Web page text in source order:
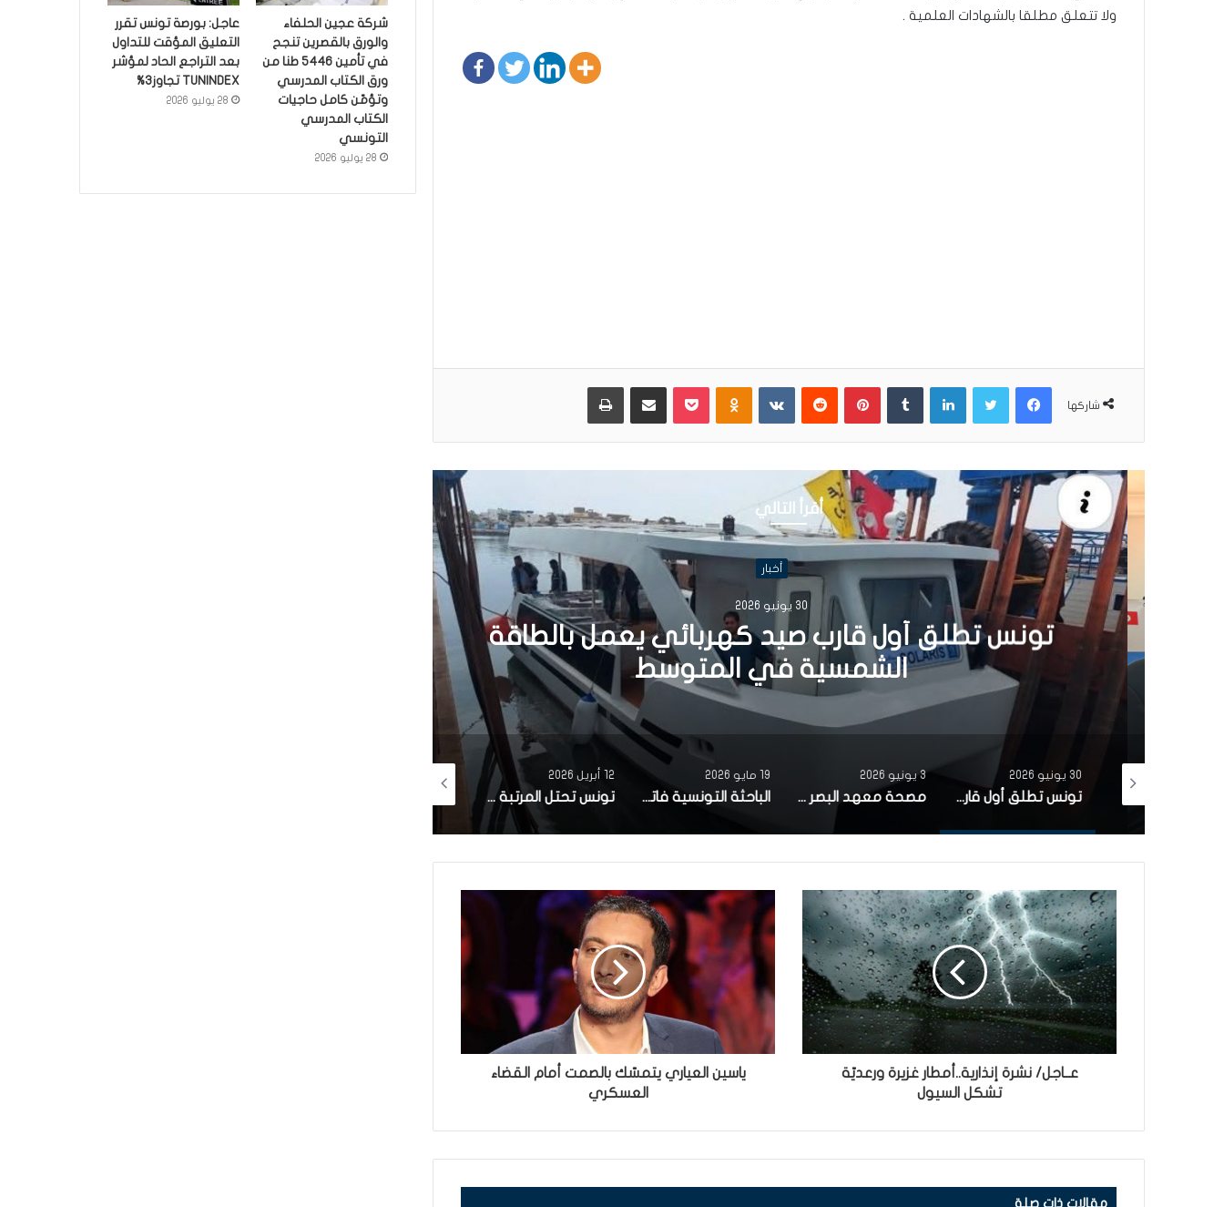
ولا تتعلق مطلقا بالشهادات العلمية .
شاركها
فيسبوكتويتر لينكدإن بينتيريست Odnoklassniki
بوكيت مشاركة عبر البريد طباعة
أقرأ التالي
أخبار
تونس تطلق أول قارب صيد كهربائي يعمل بالطاقة
الشمسية في المتوسط
30 يونيو 2026
تونس تطلق أول قارب صيد كهربائي يعمل بالطاقة الشمسية في المتوسط
3 يونيو 2026
مصحة معهد البصر والشبكية بالبحيرة 1 تقوم باجراء اكثر من 50 عملية جراحية لازالة الماء الابيض مجانا لفائدة عدد من اهالي قفصة
19 مايو 2026
الباحثة التونسية فاتن المولدي تنجح في الحصول على براءة اختراع في الولايات المتحدة الأمريكية، وذلك بعد ابتكارها محركاً هجيناً ثورياً
12 أبريل 2026
تونس تحتل المرتبة الاولى افريقيا من حيث عدد النساء المطورات للبرمجيات
عــاجل/ نشرة إنذارية..أمطار غزيرة ورعديّة
تشكل السيول
ياسين العياري يتمسّك بالصمت أمام القضاء
العسكري
مقالات ذات صلة
شركة عجين الحلفاء
والورق بالقصرين تنجح
في تأمين 5446 طنا من
ورق الكتاب المدرسي
وتؤمّن كامل حاجيات
الكتاب المدرسي
التونسي
28 يوليو 2026
عاجل: بورصة تونس تقرر
التعليق المؤقت للتداول
بعد التراجع الحاد لمؤشر
TUNINDEX تجاوز3%
28 يوليو 2026